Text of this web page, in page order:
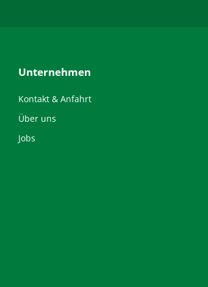
Unternehmen
Kontakt & Anfahrt
Über uns
Jobs